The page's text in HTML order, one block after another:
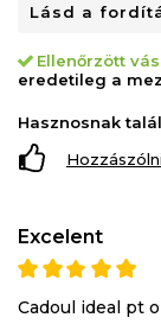
Lásd a
Ellenőrzött
eredetileg a
Hasznosnak
Hozzászólni
Excelent
Cadoul ideal pt